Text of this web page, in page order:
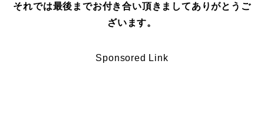
それでは最後までお付き合い頂きましてありがとうご
ざいます。
Sponsored Link